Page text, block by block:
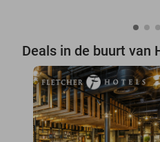
Deals in de buurt van